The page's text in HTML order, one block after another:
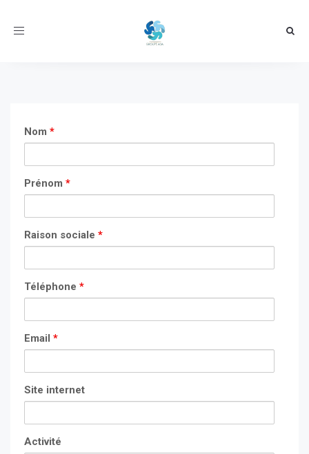
Toggle
Nom *
Prénom *
Raison sociale *
Téléphone *
Email *
Site internet
Activité